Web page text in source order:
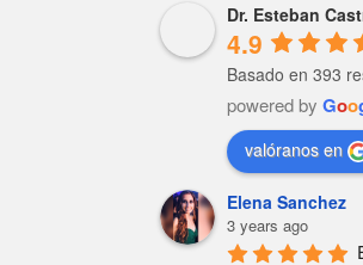
Dr. Esteban
4.9
Basado en 393
powered byGoo
valóranos en
Elena Sanchez
3 years ago